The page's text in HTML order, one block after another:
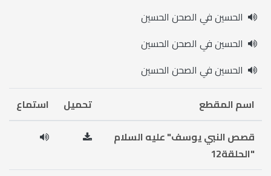
الحسين في الصحن الحسين
الحسين في الصحن الحسين
الحسين في الصحن الحسين
اسم المقطع
تحميل
استماع
قصص النبي يوسف" عليه السلام
"الحلقة12